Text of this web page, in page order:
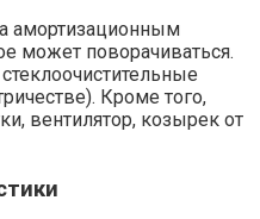
амортизационным
может поворачиваться.
Кроме того,
вентилятор, козырек от